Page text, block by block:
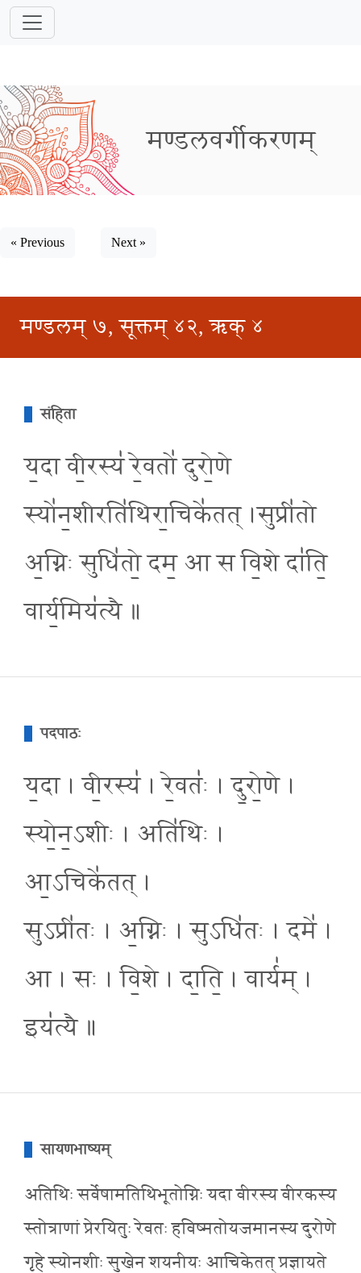
मण्डलवर्गीकरणम्
« Previous Next »
मण्डलम् ७, सूक्तम् ४२, ऋक् ४
संहिता
य॒दा वी॒रस्य॑ रे॒वतो॑ दुरो॒णे
स्यो॑न॒शीरति॑थिरा॒चिके॑तत् ।सुप्री॑तो
अ॒ग्निः सुधि॑तो॒ दम॒ आ स वि॒शे दा॑ति॒
वार्य॒मिय॑त्यै ॥
पदपाठः
य॒दा । वी॒रस्य॑ । रे॒वतः॑ । दु॒रो॒णे ।
स्यो॒न॒ऽशीः । अति॑थिः ।
आ॒ऽचिके॑तत् ।
सुऽप्री॑तः । अ॒ग्निः । सुऽधि॑तः । दमे॑ ।
आ । सः । वि॒शे । दा॒ति॒ । वार्य॑म् ।
इय॑त्यै ॥
सायणभाष्यम्
अतिथिः सर्वेषामतिथिभूतोग्निः यदा वीरस्य वीरकस्य
स्तोत्राणां प्रेरयितुः रेवतः हविष्मतोयजमानस्य दुरोणे
गृहे स्योनशीः सुखेन शयनीयः आचिकेतत् प्रज्ञायते